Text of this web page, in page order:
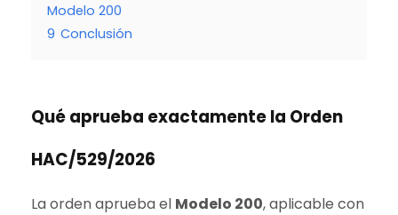
Modelo 200
9 Conclusión
Qué aprueba exactamente la Orden
HAC/529/2026
La orden aprueba el Modelo 200, aplicable con